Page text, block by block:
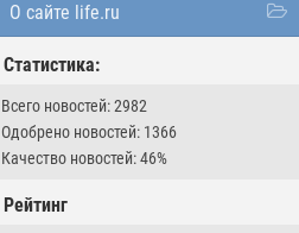
О сайте life.ru
Статистика:
Всего новостей: 2982
Одобрено новостей: 1366
Качество новостей: 46%
Рейтинг